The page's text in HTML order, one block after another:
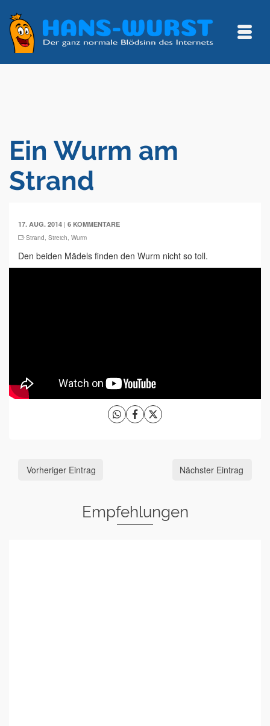
Ein Wurm am
Strand
17. AUG. 2014 | 6 KOMMENTARE
Strand, Streich, Wurm
Den beiden Mädels finden den Wurm nicht so toll.
Vorheriger Eintrag Nächster Eintrag
Empfehlungen